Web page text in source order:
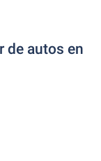
de autos en